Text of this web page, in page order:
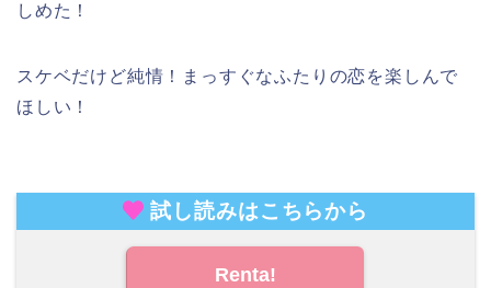
しめた！
スケベだけど純情！まっすぐなふたりの恋を楽しんで
ほしい！
試し読みはこちらから
Renta!